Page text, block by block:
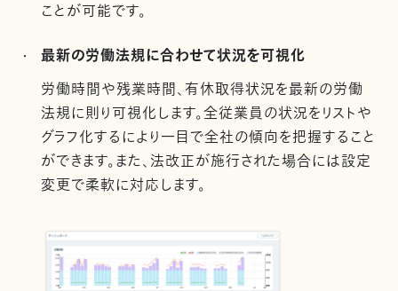
ことが可能です。
最新の労働法規に合わせて状況を可視化
労働時間や残業時間、有休取得状況を最新の労働
法規に則り可視化します。全従業員の状況をリストや
グラフ化するにより一目で全社の傾向を把握すること
ができます。また、法改正が施行された場合には設定
変更で柔軟に対応します。